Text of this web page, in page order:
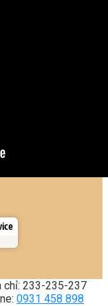
chỉ: 233-235-237
0931 458 898